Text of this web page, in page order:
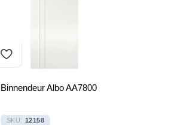
Binnendeur Albo AA7800
SKU: 12158